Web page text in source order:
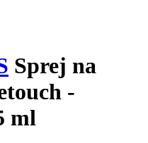
Sprej na
-
ml